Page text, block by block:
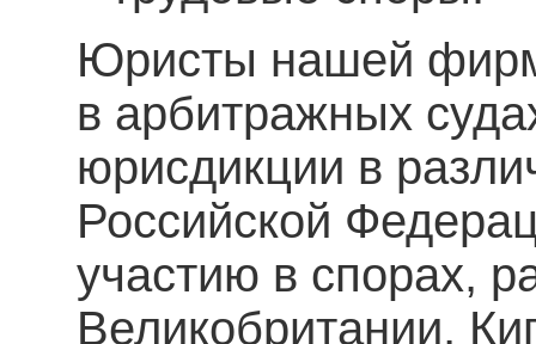
Юристы нашей
в арбитражных
юрисдикции в
Российской
участию в спорах,
Великобритании,